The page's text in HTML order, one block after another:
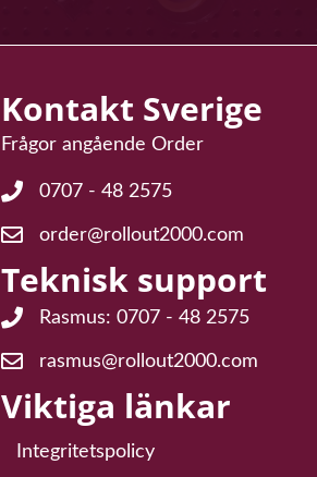
Kontakt Sverige
Frågor angående Order
Frågor angående Order: 0707 - 48
0707 - 48 2575
E-post för frågor angående order:
order@rollout2000.com
Teknisk support
Teknisk support Rasmus: 0707 - 48
Rasmus: 0707 - 48 2575
E-post till teknisk support:
rasmus@rollout2000.com
Viktiga länkar
Integritetspolicy